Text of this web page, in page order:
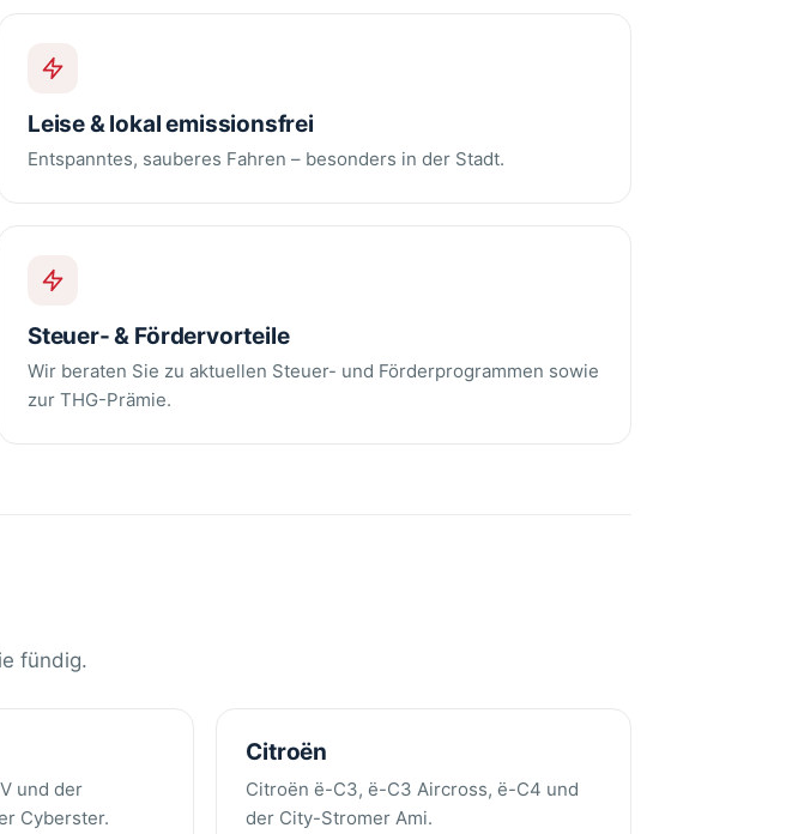
Leise & lokal emissionsfrei
Entspanntes, sauberes Fahren – besonders in der Stadt.
Steuer- & Fördervorteile
Wir beraten Sie zu aktuellen Steuer- und Förderprogrammen sowie
zur THG-Prämie.
fündig.
und der
Cyberster.
Citroën
Citroën ë-C3, ë-C3 Aircross, ë-C4 und
der City-Stromer Ami.